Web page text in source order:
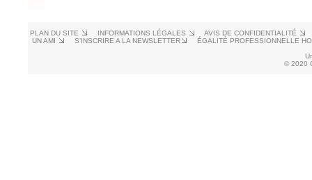
PLAN DU SITE INFORMATIONS LÉGALES
AVIS DE CONFIDENTIALITÉ
UN AMI
S’INSCRIRE A LA NEWSLETTER
ÉGALITÉ PROFESSIONNELLE
© 2020